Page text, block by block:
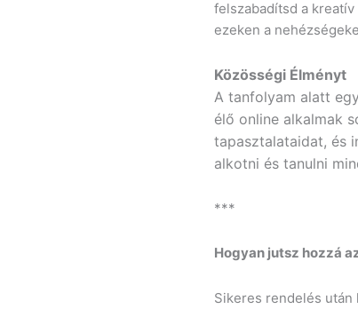
felszabadítsd a
ezeken a
Közösségi Élményt
A tanfolyam alatt
élő online alkalmak
tapasztalataidat, és
alkotni és tanulni
***
Hogyan jutsz hozzá
Sikeres rendelés után